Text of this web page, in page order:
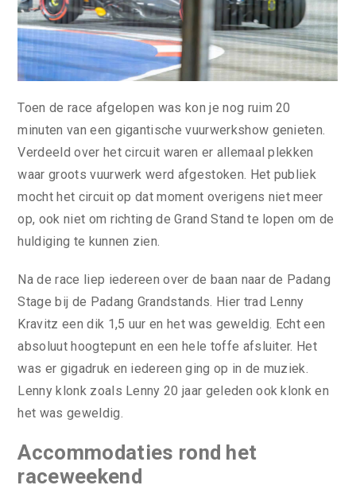
Toen de race afgelopen was kon je nog ruim 20
minuten van een gigantische vuurwerkshow genieten.
Verdeeld over het circuit waren er allemaal plekken
waar groots vuurwerk werd afgestoken. Het publiek
mocht het circuit op dat moment overigens niet meer
op, ook niet om richting de Grand Stand te lopen om de
huldiging te kunnen zien.
Na de race liep iedereen over de baan naar de Padang
Stage bij de Padang Grandstands. Hier trad Lenny
Kravitz een dik 1,5 uur en het was geweldig. Echt een
absoluut hoogtepunt en een hele toffe afsluiter. Het
was er gigadruk en iedereen ging op in de muziek.
Lenny klonk zoals Lenny 20 jaar geleden ook klonk en
het was geweldig.
Accommodaties rond het
raceweekend